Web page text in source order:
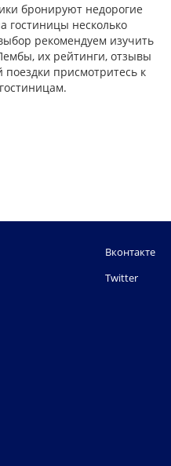
бронируют недорогие
гостиницы несколько
рекомендуем изучить
их рейтинги, отзывы
присмотритесь к
Вконтакте
Twitter